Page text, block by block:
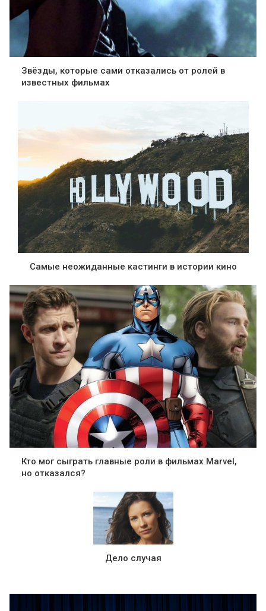
Звёзды, которые сами отказались от ролей в
известных фильмах
Самые неожиданные кастинги в истории кино
Кто мог сыграть главные роли в фильмах Marvel,
но отказался?
Дело случая